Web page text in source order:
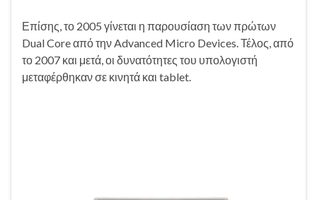
Επίσης, το 2005 γίνεται η παρουσίαση των πρώτων
Dual Core από την Advanced Micro Devices. Τέλος, από
το 2007 και μετά, οι δυνατότητες του υπολογιστή
μεταφέρθηκαν σε κινητά και tablet.